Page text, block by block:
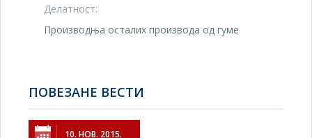
Делатност:
Производња осталих производа од гуме
ПОВЕЗАНЕ ВЕСТИ
10. НОВ. 2015.